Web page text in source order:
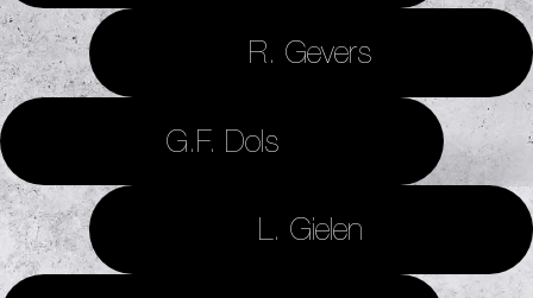
R. Gevers
G.F. Dols
L. Gielen